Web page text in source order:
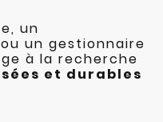
un
un gestionnaire
à la recherche
et durables